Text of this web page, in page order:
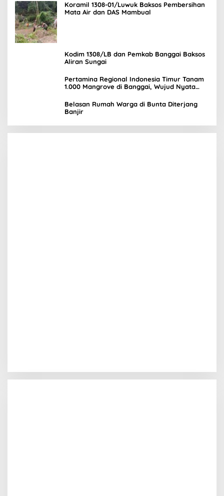
Koramil 1308-01/Luwuk Baksos Pembersihan
Mata Air dan DAS Mambual
Kodim 1308/LB dan Pemkab Banggai Baksos
Aliran Sungai
Pertamina Regional Indonesia Timur Tanam
1.000 Mangrove di Banggai, Wujud Nyata
Belasan Rumah Warga di Bunta Diterjang
Banjir